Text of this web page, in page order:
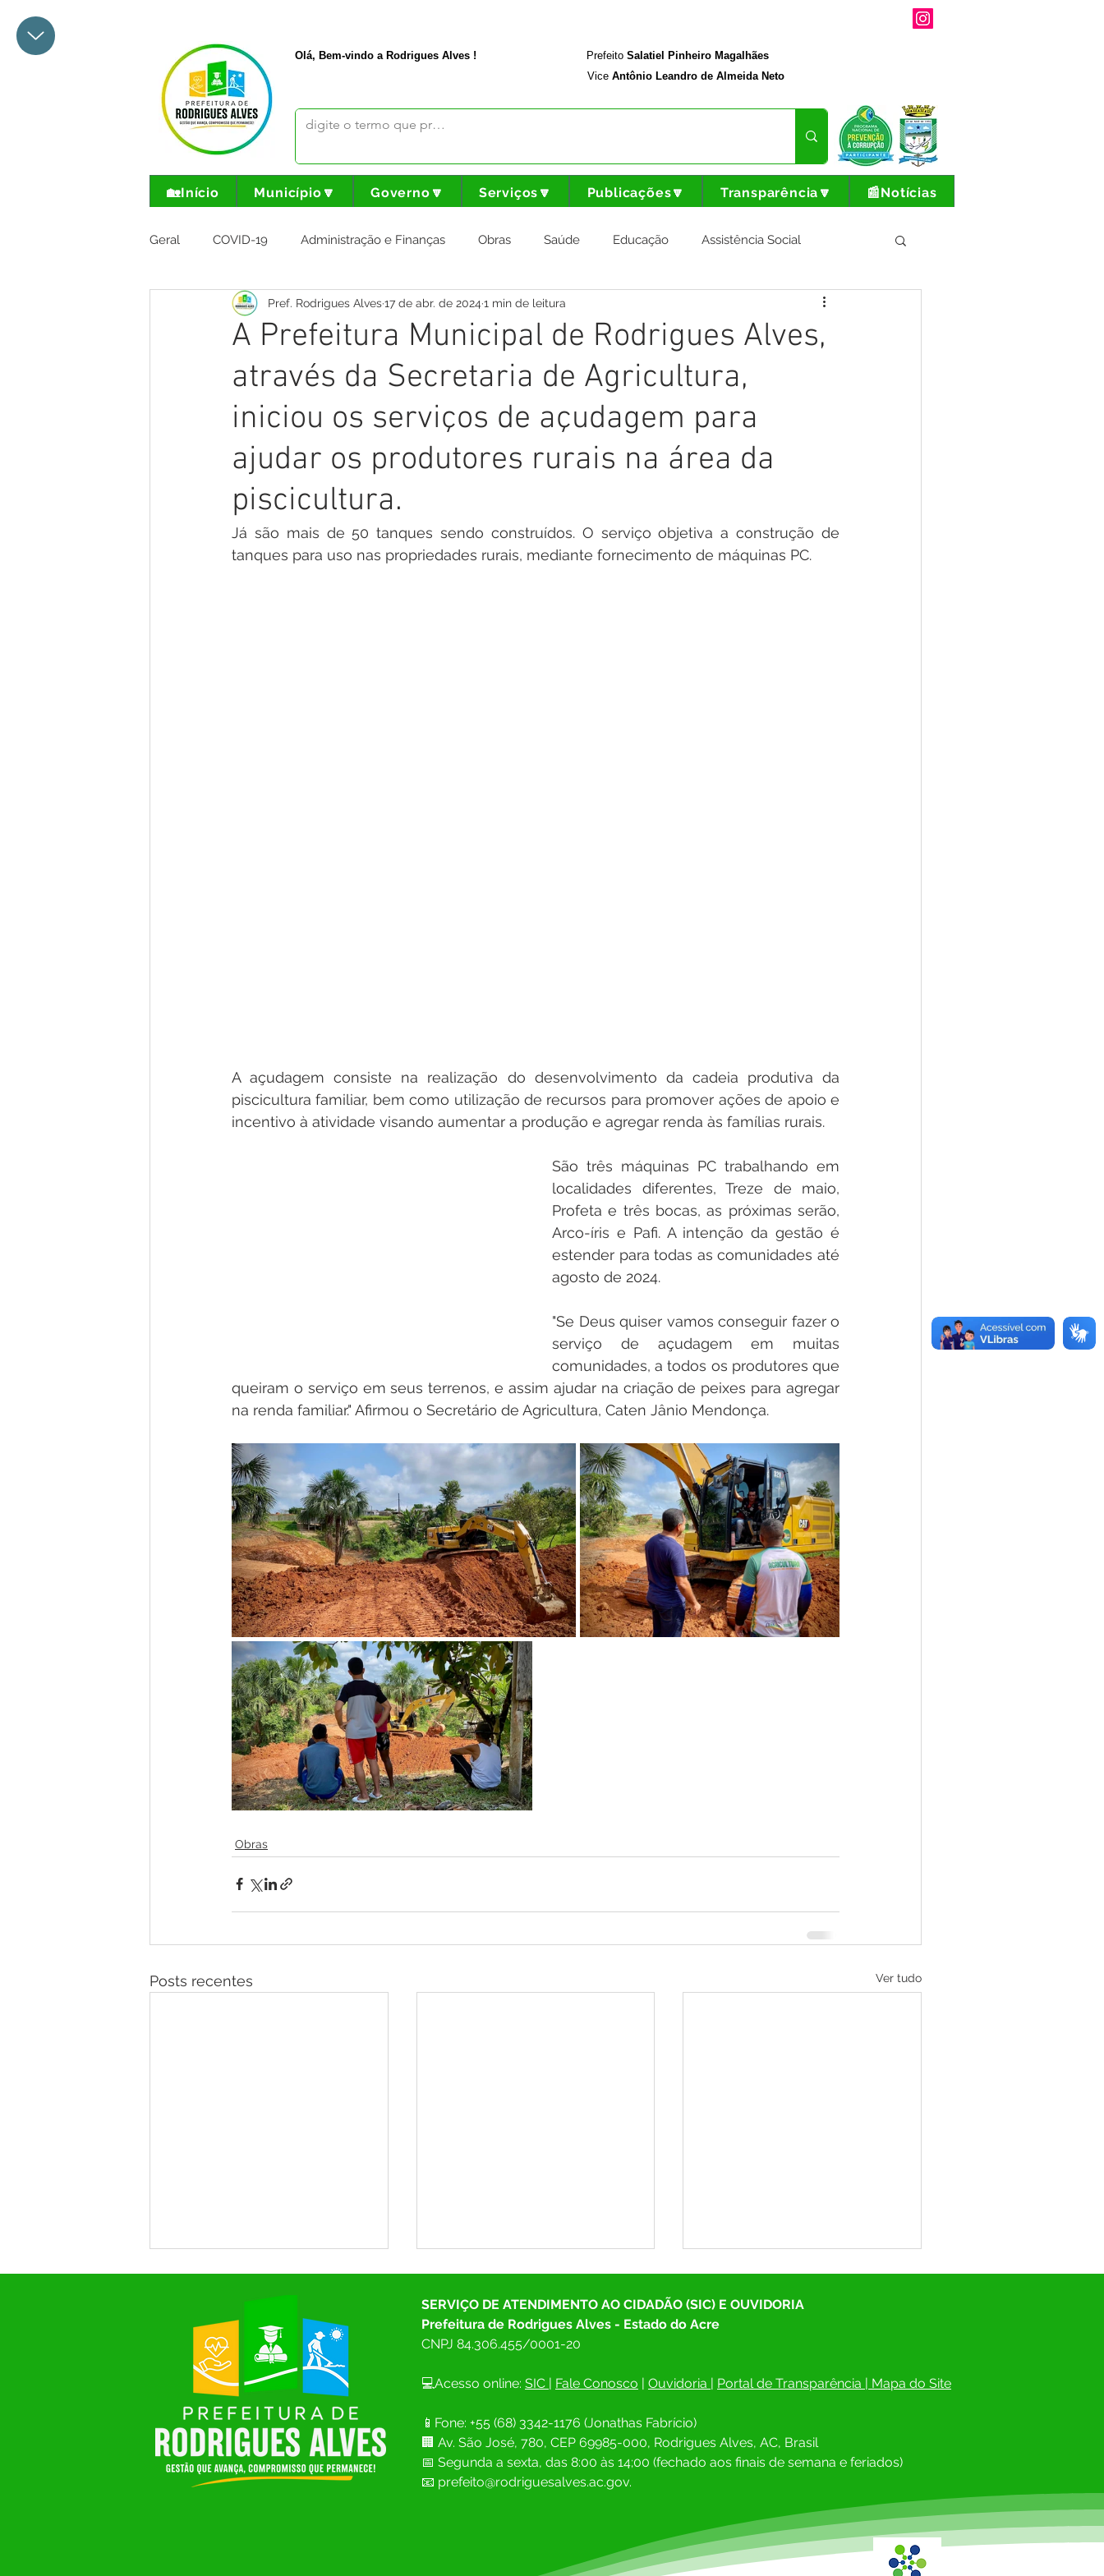
Olá, Bem-vindo a Rodrigues Alves ! Prefeito Salatiel Pinheiro Magalhães
Vice Antônio Leandro de Almeida Neto
🏡Início Município🔽 Governo🔽 Serviços🔽 Publicações🔽 Transparência🔽 📰Notícias
Geral COVID-19 Administração e Finanças Obras Saúde Educação Assistência Social
Meio Ambiente e Turismo Institucional e Governo Cultura Esporte e Lazer
Gestão e Economia No Gabinete Campanhas Datas Comemorativas Nota de Pesar
Emenda Parlamentar Nota de esclarecimento
Licitações Comunidade Segurança
Enchentes e Alagações Inauguração
A Prefeitura Municipal de Rodrigues Alves,
através da Secretaria de Agricultura,
iniciou os serviços de açudagem para
ajudar os produtores rurais na área da
piscicultura.
Pref. Rodrigues Alves17 de abr. de 2024 1 min de leitura
Já são mais de 50 tanques sendo construídos. O serviço objetiva a construção de
tanques para uso nas propriedades rurais, mediante fornecimento de máquinas PC.
A açudagem consiste na realização do desenvolvimento da cadeia produtiva da
piscicultura familiar, bem como utilização de recursos para promover ações de apoio e
incentivo à atividade visando aumentar a produção e agregar renda às famílias rurais.
São três máquinas PC trabalhando em
localidades diferentes, Treze de maio,
Profeta e três bocas, as próximas serão,
Arco-íris e Pafi. A intenção da gestão é
estender para todas as comunidades até
agosto de 2024.
"Se Deus quiser vamos conseguir fazer o
serviço de açudagem em muitas
comunidades, a todos os produtores que
queiram o serviço em seus terrenos, e assim ajudar na criação de peixes para agregar
na renda familiar." Afirmou o Secretário de Agricultura, Caten Jânio Mendonça.
Obras
Posts recentes Ver tudo
Rodrigues Alves avança com
obras de infraestrutura urbana
inicia serviços de
recapeamento asfáltico na
Avenida Marechal Rondon
deputado Zezinho Barbary
entregam caminhonete para a
SERVIÇO DE ATENDIMENTO AO CIDADÃO (SIC) E OUVIDORIA
Prefeitura de Rodrigues Alves - Estado do Acre
CNPJ 84.306.455/0001-20
💻Acesso online: SIC Fale Conosco Ouvidoria Portal de Transparência Mapa do Site
📱Fone: +55 (68) 3342-1176 (Jonathas Fabrício)
🏢 Av. São José, 780, CEP 69985-000, Rodrigues Alves, AC, Brasil
📅 Segunda a sexta, das 8:00 às 14;00 (fechado aos finais de semana e feriados)
📧 prefeito@rodriguesalves.ac.gov.